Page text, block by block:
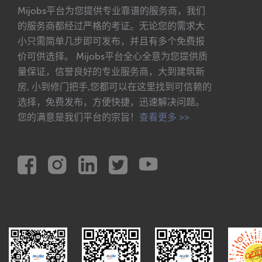
Mijobs平台为您提供专业靠谱的服务商，我们
的服务商都经过严格的考证。无论您的需求大
小只需简单几步即可发布，并且有多个免费报
价可供选择。 Mijobs平台全心全意为您提供质
量保证，信誉良好的专业服务商，大到建筑新
房, 小到修门把手,您都可以在这里找到可信赖的
选择，免费发布，方便快捷，迅速解决问题。
您的满意是我们平台的宗旨！ 查看更多 >>